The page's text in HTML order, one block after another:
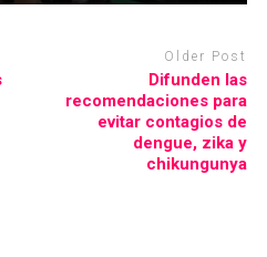
Older Post
Difunden las
recomendaciones para
evitar contagios de
dengue, zika y
chikungunya